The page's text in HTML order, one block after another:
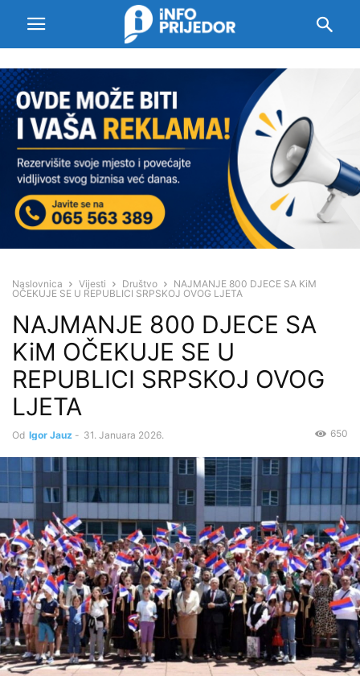
Naslovnica Vijesti Društvo
NAJMANJE 800 DJECE SA KiM
OČEKUJE SE U REPUBLICI SRPSKOJ OVOG LJETA
NAJMANJE 800 DJECE SA
KiM OČEKUJE SE U
REPUBLICI SRPSKOJ OVOG
LJETA
Od Igor Jauz - 31. Januara 2026. 650